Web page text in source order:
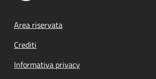
Footer menu
Area riservata
Crediti
Informativa privacy